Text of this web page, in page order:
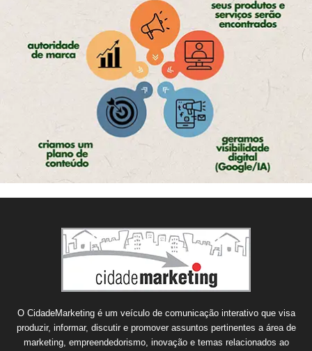
O CidadeMarketing é um veículo de comunicação interativo que visa
produzir, informar, discutir e promover assuntos pertinentes a área de
marketing, empreendedorismo, inovação e temas relacionados ao